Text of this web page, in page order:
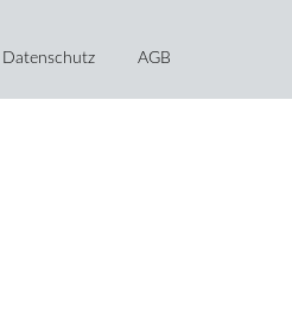
Datenschutz AGB